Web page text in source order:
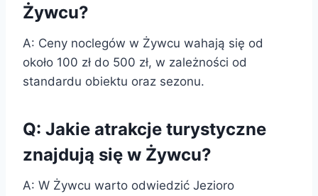
Żywcu?
A: Ceny noclegów w Żywcu wahają się od
około 100 zł do 500 zł, w zależności od
standardu obiektu oraz sezonu.
Q: Jakie atrakcje turystyczne
znajdują się w Żywcu?
A: W Żywcu warto odwiedzić Jezioro